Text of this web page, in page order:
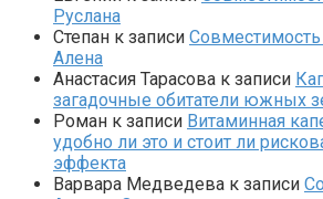
Руслана
Степан к записи
Алена
Анастасия Тарасова к записи
загадочные обитатели южных
Роман к записи Витаминная
удобно ли это и стоит ли
эффекта
Варвара Медведева к записи